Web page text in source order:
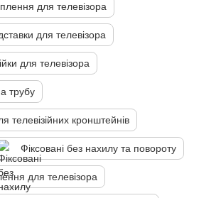
для телевізора
для телевізора
для телевізора
трубу
телевізійних кронштейнів
Фіксовані без нахилу та повороту
для телевізора